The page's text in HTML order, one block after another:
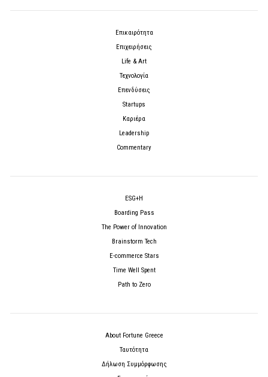
Επικαιρότητα
Επιχειρήσεις
Life & Art
Τεχνολογία
Επενδύσεις
Startups
Καριέρα
Leadership
Commentary
ESG+H
Boarding Pass
The Power of Innovation
Brainstorm Tech
E-commerce Stars
Time Well Spent
Path to Zero
About Fortune Greece
Ταυτότητα
Δήλωση Συμμόρφωσης